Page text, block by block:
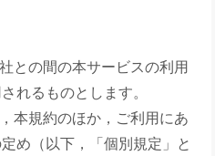
との間の本サービスの利用
れるものとします。
本規約のほか，ご利用にあ
め（以下，「個別規定」と